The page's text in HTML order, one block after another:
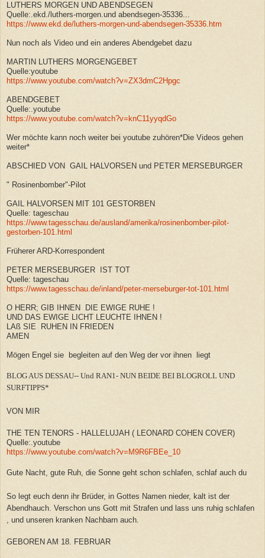
LUTHERS MORGEN UND ABENDSEGEN
Quelle:.ekd./luthers-morgen.und abendsegen-35336...
https://www.ekd.de/luthers-morgen-und-abendsegen-35336.htm
Nun noch als Video und ein anderes Abendgebet dazu
MARTIN LUTHERS MORGENGEBET
Quelle:youtube
https://www.youtube.com/watch?v=ZX3dmC2Hpgc
ABENDGEBET
Quelle:.youtube
https://www.youtube.com/watch?v=knC11yyqdGo
Wer möchte kann noch weiter bei youtube zuhören*Die Videos gehen
weiter*
ABSCHIED VON GAIL HALVORSEN und PETER MERSEBURGER
" Rosinenbomber"-Pilot
GAIL HALVORSEN MIT 101 GESTORBEN
Quelle: tageschau
https://www.tagesschau.de/ausland/amerika/rosinenbomber-pilot-
gestorben-101.html
Früherer ARD-Korrespondent
PETER MERSEBURGER IST TOT
Quelle: tageschau
https://www.tagesschau.de/inland/peter-merseburger-tot-101.html
O HERR; GIB IHNEN DIE EWIGE RUHE !
UND DAS EWIGE LICHT LEUCHTE IHNEN !
LAß SIE RUHEN IN FRIEDEN
AMEN
Mögen Engel sie begleiten auf den Weg der vor ihnen liegt
BLOG AUS DESSAU-- Und RAN1- NUN BEIDE BEI BLOGROLL UND
SURFTIPPS*
VON MIR
THE TEN TENORS - HALLELUJAH ( LEONARD COHEN COVER)
Quelle:.youtube
https://www.youtube.com/watch?v=M9R6FBEe_10
Gute Nacht, gute Ruh, die Sonne geht schon schlafen, schlaf auch du
So legt euch denn ihr Brüder, in Gottes Namen nieder, kalt ist der
Abendhauch. Verschon uns Gott mit Strafen und lass uns ruhig schlafen
, und unseren kranken Nachbarn auch.
GEBOREN AM 18. FEBRUAR